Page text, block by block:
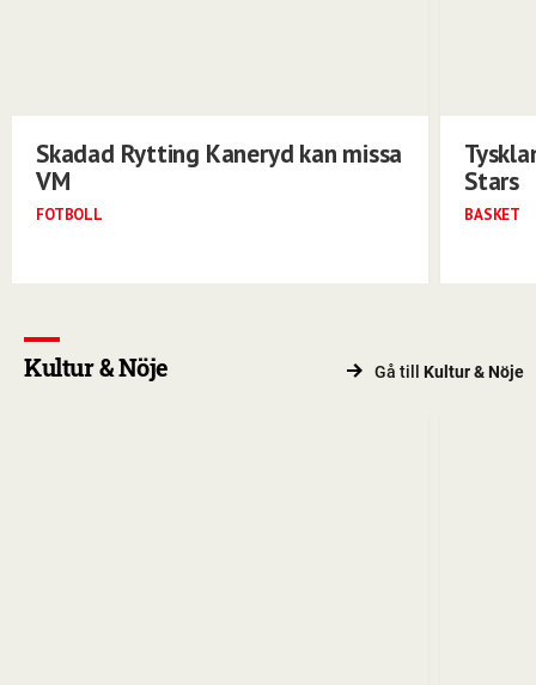
Skadad Rytting Kaneryd kan missa
VM
FOTBOLL
Stars
BASKET
Kultur & Nöje Gå till Kultur & Nöje